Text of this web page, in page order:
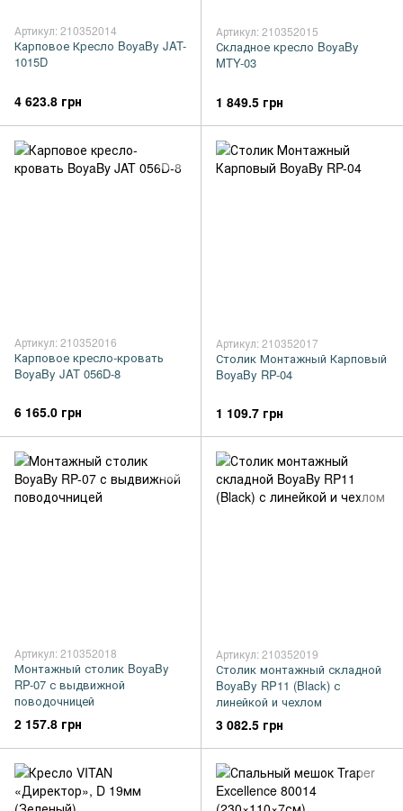
Артикул: 210352014
Карповое Кресло BoyaBy JAT-
1015D
4 623.8 грн
Артикул: 210352015
Складное кресло BoyaBy
MTY-03
1 849.5 грн
Артикул: 210352016
Карповое кресло-кровать
BoyaBy JAT 056D-8
6 165.0 грн
Артикул: 210352017
Столик Монтажный Карповый
BoyaBy RP-04
1 109.7 грн
Артикул: 210352018
Монтажный столик BoyaBy
RP-07 с выдвижной
поводочницей
2 157.8 грн
Артикул: 210352019
Столик монтажный складной
BoyaBy RP11 (Black) с
линейкой и чехлом
3 082.5 грн